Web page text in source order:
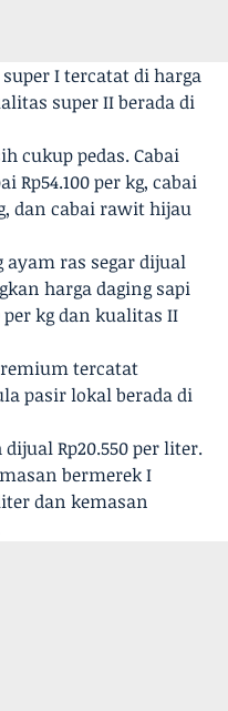
I tercatat di harga
super II berada di
cukup pedas. Cabai
Rp54.100 per kg, cabai
dan cabai rawit hijau
ras segar dijual
harga daging sapi
per kg dan kualitas II
tercatat
pasir lokal berada di
Rp20.550 per liter.
bermerek I
dan kemasan